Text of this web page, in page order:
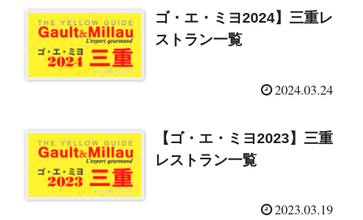
ゴ・エ・ミヨ2024】三重レ
ストラン一覧
2024.03.24
【ゴ・エ・ミヨ2023】三重
レストラン一覧
2023.03.19